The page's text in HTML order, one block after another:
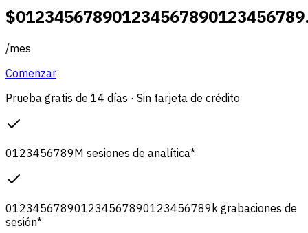
$012345678901234567890123456789
/mes
Comenzar
Prueba gratis de 14 días · Sin tarjeta de crédito
0123456789M sesiones de analítica*
012345678901234567890123456789 k grabaciones de
sesión*